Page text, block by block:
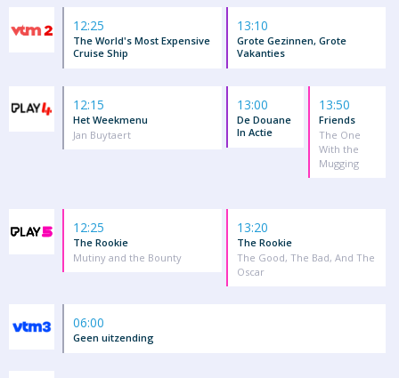
12:25
The World's Most Expensive
Cruise Ship
13:10
Grote Gezinnen, Grote
Vakanties
12:15
Het Weekmenu
Jan Buytaert
13:00
De Douane
In Actie
13:50
Friends
The One
With the
Mugging
12:25
The Rookie
Mutiny and the Bounty
13:20
The Rookie
The Good, The Bad, And The
Oscar
06:00
Geen uitzending